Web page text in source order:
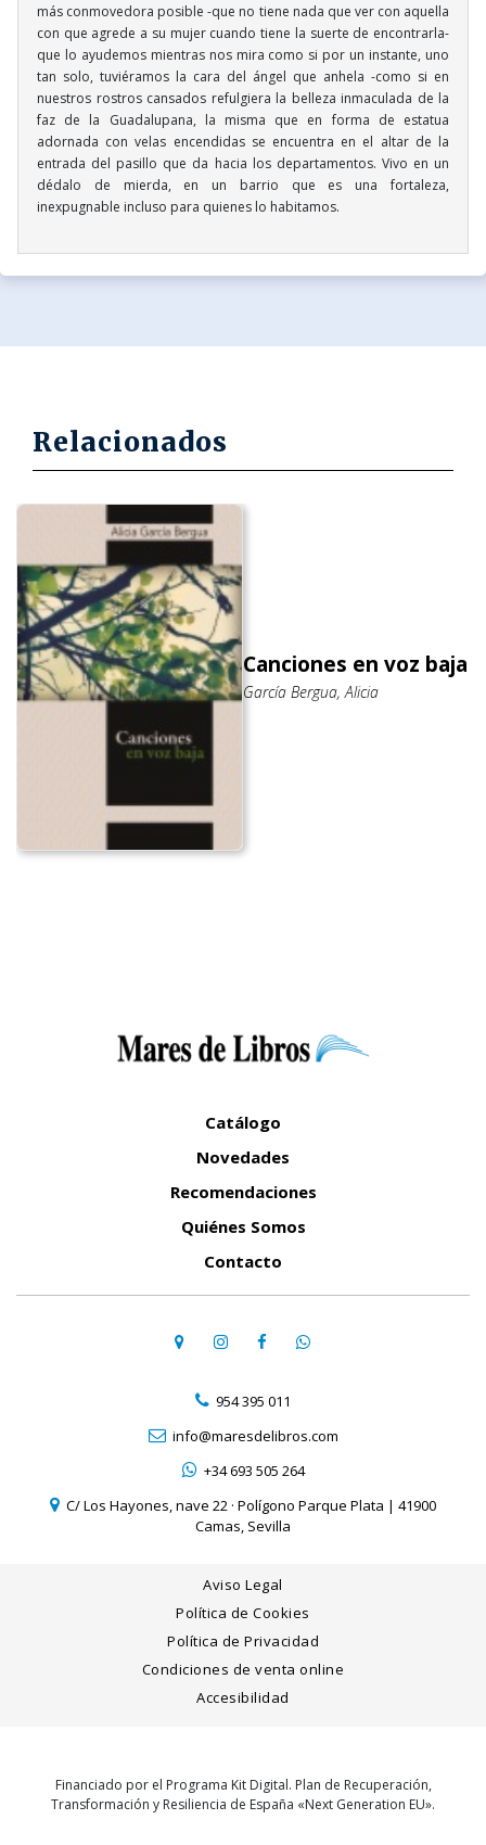
más conmovedora posible -que no tiene nada que ver con aquella
con que agrede a su mujer cuando tiene la suerte de encontrarla-
que lo ayudemos mientras nos mira como si por un instante, uno
tan solo, tuviéramos la cara del ángel que anhela -como si en
nuestros rostros cansados refulgiera la belleza inmaculada de la
faz de la Guadalupana, la misma que en forma de estatua
adornada con velas encendidas se encuentra en el altar de la
entrada del pasillo que da hacia los departamentos. Vivo en un
dédalo de mierda, en un barrio que es una fortaleza,
inexpugnable incluso para quienes lo habitamos.
Relacionados
Canciones en voz baja
García Bergua, Alicia
Catálogo
Novedades
Recomendaciones
Quiénes Somos
Contacto
954 395 011
info@maresdelibros.com
+34 693 505 264
C/ Los Hayones, nave 22 · Polígono Parque Plata | 41900
Camas, Sevilla
Aviso Legal
Política de Cookies
Política de Privacidad
Condiciones de venta online
Accesibilidad
Financiado por el Programa Kit Digital. Plan de Recuperación,
Transformación y Resiliencia de España «Next Generation EU».